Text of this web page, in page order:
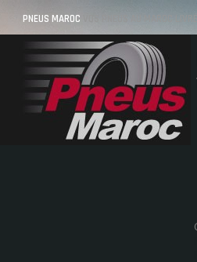
PNEUS MAROC VOS PNEUS AU MAROC